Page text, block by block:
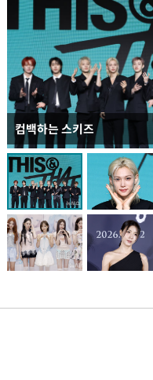
컴백하는 스키즈
오세훈 서울시장, 폭염 속
환경 점검